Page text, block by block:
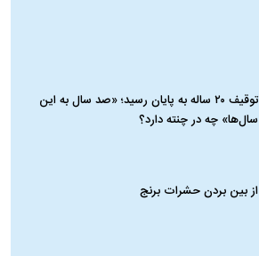
توقیف ۲۰ ساله به پایان رسید؛ «صد سال به این
سال‌ها» چه در چنته دارد؟
از بین بردن حشرات برنج